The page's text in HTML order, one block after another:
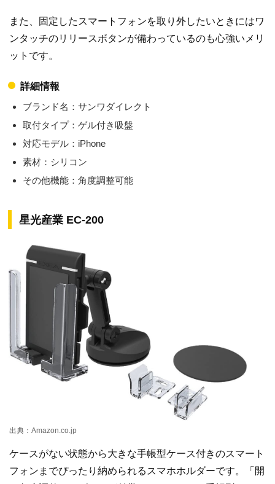
また、固定したスマートフォンを取り外したいときにはワ
ンタッチのリリースボタンが備わっているのも心強いメリ
ットです。
詳細情報
ブランド名：サンワダイレクト
取付タイプ：ゲル付き吸盤
対応モデル：iPhone
素材：シリコン
その他機能：角度調整可能
星光産業 EC-200
出典：Amazon.co.jp
ケースがない状態から大きな手帳型ケース付きのスマート
フォンまでぴったり納められるスマホホルダーです。「開